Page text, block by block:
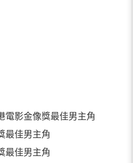
電影金像獎最佳男主角
最佳男主角
最佳男主角